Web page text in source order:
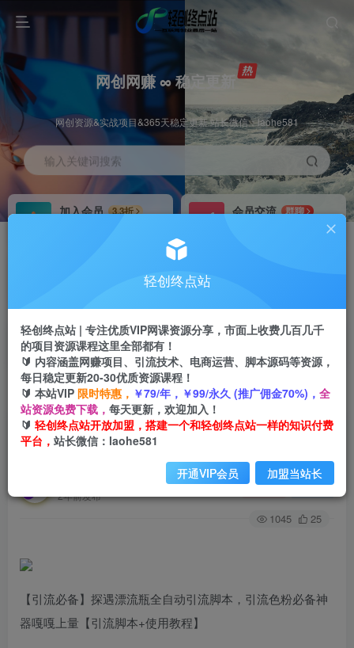
网创网赚 ∞ 稳定更新
网创资源&实战项目&365天稳定更新 站长微信：laohe581
输入关键词搜索
加入会员
3.3折
会员交流
群聊
首页 创业课程 会员专属 正文
（8447期）【引流必备】探遇漂流瓶全自动引流
脚本，引流色粉必备神器嘎嘎上量【引…
2年前发布
关注 私信
1045 25
【引流必备】探遇漂流瓶全自动引流脚本，引流色粉必备神
器嘎嘎上量【引流脚本+使用教程】
轻创终点站
轻创终点站 | 专注优质VIP网课资源分享，市面上收费几百几千
的项目资源课程这里全部都有！
🔰 内容涵盖网赚项目、引流技术、电商运营、脚本源码等资源，
每日稳定更新20-30优质资源课程！
🔰 本站VIP 限时特惠， ￥79/年，￥99/永久 (推广佣金70%)， 全
站资源免费下载， 每天更新，欢迎加入！
🔰 轻创终点站开放加盟，搭建一个和轻创终点站一样的知识付费
平台， 站长微信：laohe581
开通VIP会员 加盟当站长